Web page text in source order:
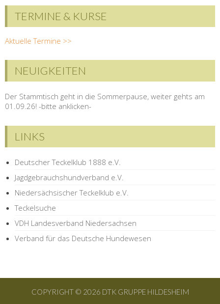
TERMINE & KURSE
Aktuelle Termine >>
NEUIGKEITEN
Der Stammtisch geht in die Sommerpause, weiter gehts am
01.09.26! -bitte anklicken-
LINKS
Deutscher Teckelklub 1888 e.V.
Jagdgebrauchshundverband e.V.
Niedersächsischer Teckelklub e.V.
Teckelsuche
VDH Landesverband Niedersachsen
Verband für das Deutsche Hundewesen
COPYRIGHT © 2026 DTK GRUPPE HILDESHEIM